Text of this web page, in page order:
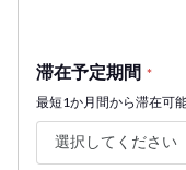
滞在予定期間 *
最短1か月間から滞在可能